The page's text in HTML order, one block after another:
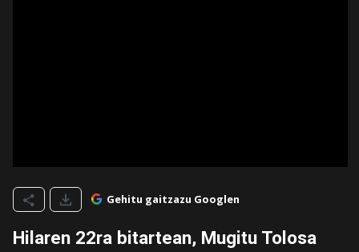
Gehitu gaitzazu Googlen
Hilaren 22ra bitartean, Mugitu Tolosa